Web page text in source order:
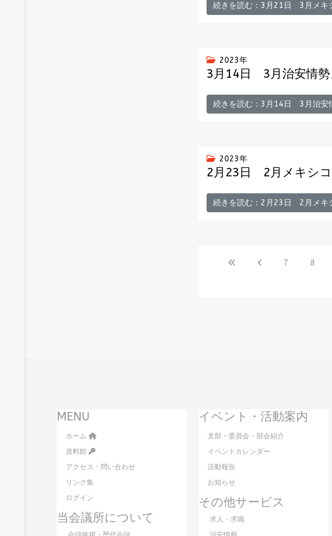
続きを読む：3月21日 3月メキ
2023年
3月14日 3月治安情勢
続きを読む：3月14日 3月治安
2023年
2月23日 2月メキシコ
続きを読む：2月23日 2月メキ
7 8
MENU
ホーム
資料館
アクセス・問い合わせ
リンク集
ログイン
当会議所について
イベント・活動案内
支部・委員会・部会紹介
イベントカレンダー
活動報告
お知らせ
その他サービス
求人・求職